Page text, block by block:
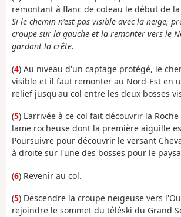
remontant à flanc de coteau le début de la
Si le chemin n'est pas visible avec la neige,
croupe sur la gauche et la remonter vers le
gardant la crête.
(4) Au niveau d'un captage protégé, le
visible et il faut remonter au Nord-Est en
relief jusqu'au col entre les deux bosses
(5) L'arrivée à ce col fait découvrir la
lame rocheuse dont la première aiguille
Poursuivre pour découvrir le versant
à droite sur l'une des bosses pour le
(6) Revenir au col.
(5) Descendre la croupe neigeuse vers
rejoindre le sommet du téléski du Grand